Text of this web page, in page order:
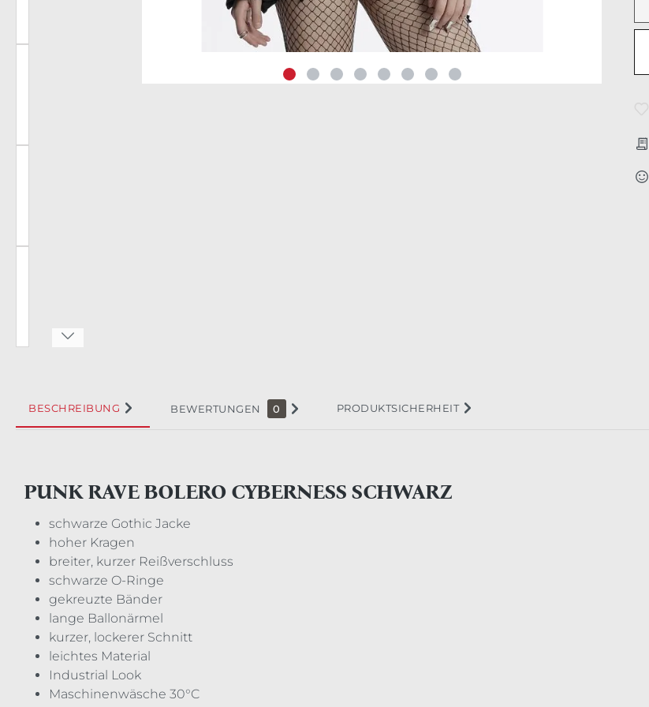
BESCHREIBUNG BEWERTUNGEN 0 PRODUKTSICHERHEIT
PUNK RAVE BOLERO CYBERNESS SCHWARZ
schwarze Gothic Jacke
hoher Kragen
breiter, kurzer Reißverschluss
schwarze O-Ringe
gekreuzte Bänder
lange Ballonärmel
kurzer, lockerer Schnitt
leichtes Material
Industrial Look
Maschinenwäsche 30°C